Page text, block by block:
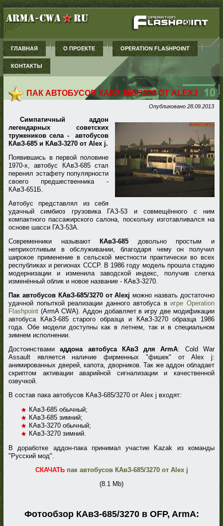
ГЛАВНАЯ О ПРОЕКТЕ OPERATION FLASHPOINT
КОНТАКТЫ
ПАК АВТОБУСОВ КАВЗ-685/3270 ОТ ALEXJ
Опубликовано 28.09.2013
Симпатичный аддон
легендарных советских
тружеников села - автобусов
КАвЗ-685 и КАвЗ-3270 от Alex j.
Появившись в первой половине
1970-х, автобус КАвЗ-685 стал
перенял эстафету популярности
своего предшественника -
КАвЗ-651Б.
Автобус представлял из себя
удачный симбиоз грузовика ГАЗ-53 и совмещённого с ним
компактного пассажирского салона, поскольку изготавливался на
основе шасси ГАЗ-53А.
Современники называют
КАвЗ-685 довольно простым и
неприхотливым в обслуживании, благодаря чему он получил
широкое применение в сельской местности практически во всех
республиках и регионах СССР. В 1986 году модель прошла стадию
модернизации и изменила заводской индекс, получив слегка
изменённый облик и новое название - КАвЗ-3270.
Пак автобусов КАвЗ-685/3270 от Alexj можно назвать достаточно
удачной попыткой реализации данного автобуса в игре Operation
Flashpoint (ArmA CWA). Аддон добавляет в игру две модификации
автобуса КАвЗ-685 старого образца и КАвЗ-3270 образца 1986
года. Обе модели доступны как в летнем, так и в специальном
зимнем исполнении.
Достоинствамиаддона автобуса КАвЗ для ArmA: Cold War
Assault является наличие фирменных "фишек" от Alex j:
анимированных дверей, капота, дворников. Так же аддон обладает
скриптом активации аварийной сигнализации и качественной
озвучкой.
В состав пака автобусов КАвЗ-685/3270 от Alex j входят:
КАвЗ-685 обычный;
КАвЗ-685 зимний;
КАвЗ-3270 обычный;
КАвЗ-3270 зимний.
В доработке аддон-пака принимал участие Kazak из команды
"Русский мод".
СКАЧАТЬпак автобусов КАвЗ-685/3270 от Alex j
(8.1 Mb)
Фотообзор КАвЗ-685/3270 в OFP, ArmA: